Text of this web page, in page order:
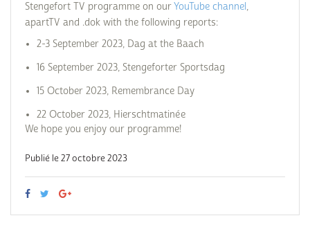
Stengefort TV programme on ourYouTube channel ,
apartTV and .dok with the following reports:
2-3 September 2023, Dag at the Baach
16 September 2023, Stengeforter Sportsdag
15 October 2023, Remembrance Day
22 October 2023, Hierschtmatinée
We hope you enjoy our programme!
Publié le 27 octobre 2023